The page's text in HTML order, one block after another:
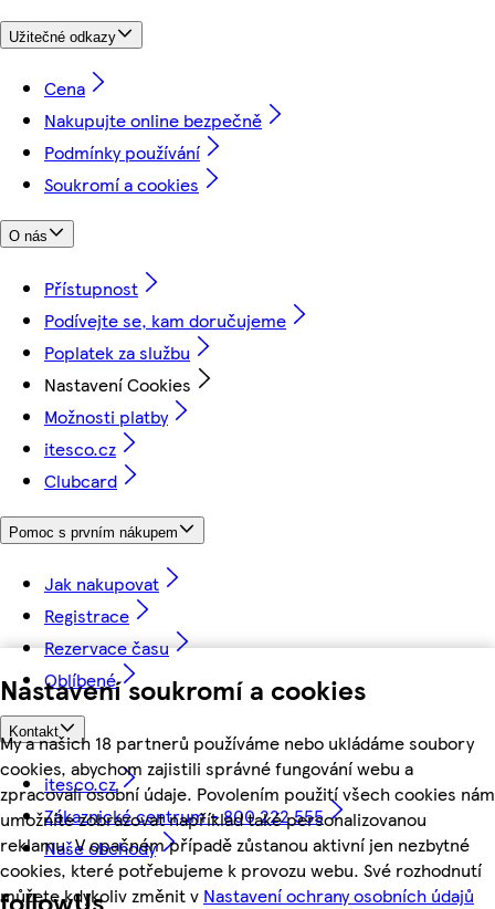
Nastavení soukromí a cookies
My a našich 18 partnerů používáme nebo ukládáme soubory
cookies, abychom zajistili správné fungování webu a
zpracovali osobní údaje. Povolením použití všech cookies nám
umožníte zobrazovat například také personalizovanou
reklamu. V opačném případě zůstanou aktivní jen nezbytné
cookies, které potřebujeme k provozu webu. Své rozhodnutí
můžete kdykoliv změnit v Nastavení ochrany osobních údajů
Užitečné odkazy
Cena
Nakupujte online bezpečně
Podmínky používání
Soukromí a cookies
O nás
Přístupnost
Podívejte se, kam doručujeme
Poplatek za službu
Nastavení Cookies
Možnosti platby
itesco.cz
Clubcard
Pomoc s prvním nákupem
Jak nakupovat
Registrace
Rezervace času
Oblíbené
Kontakt
itesco.cz
Zákaznické centrum - 800 222 555
Naše obchody
followUs